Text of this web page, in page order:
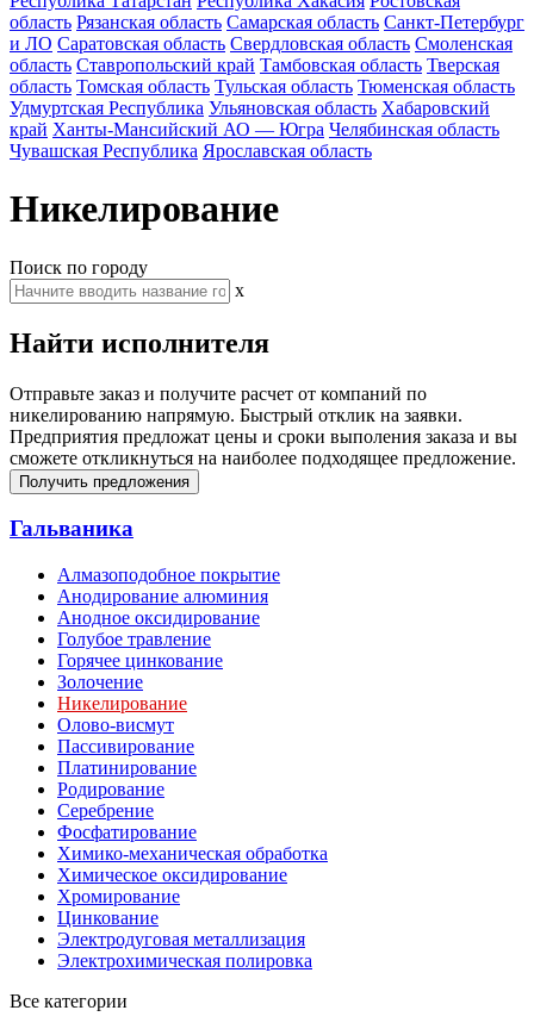
область Рязанская область Самарская область Санкт-Петербург
и ЛО Саратовская область Свердловская область Смоленская
область Ставропольский край Тамбовская область Тверская
область Томская область Тульская область Тюменская область
Удмуртская Республика Ульяновская область Хабаровский
край Ханты-Мансийский АО — Югра Челябинская область
Чувашская Республика Ярославская область
Никелирование
Поиск по городу
x
Найти исполнителя
Отправьте заказ и получите расчет от компаний по
никелированию напрямую. Быстрый отклик на заявки.
Предприятия предложат цены и сроки выполения заказа и вы
сможете откликнуться на наиболее подходящее предложение.
Получить предложения
Гальваника
Алмазоподобное покрытие
Анодирование алюминия
Анодное оксидирование
Голубое травление
Горячее цинкование
Золочение
Никелирование
Олово-висмут
Пассивирование
Платинирование
Родирование
Серебрение
Фосфатирование
Химико-механическая обработка
Химическое оксидирование
Хромирование
Цинкование
Электродуговая металлизация
Электрохимическая полировка
Все категории